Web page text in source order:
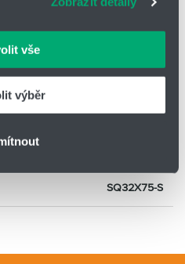
děkujeme za projevení
vše
výběr
Kompaktní s krátkým zdvihem
32
75
SQ32X75-S